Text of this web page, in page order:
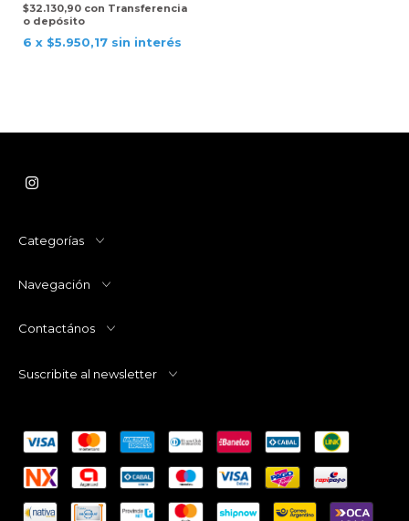
$32.130,90 con Transferencia
o depósito
6 x $5.950,17 sin interés
Categorías
Navegación
Contactános
Suscribite al newsletter